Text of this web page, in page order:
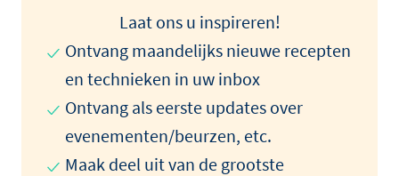
Laat ons u inspireren!
Ontvang maandelijks nieuwe recepten
en technieken in uw inbox
Ontvang als eerste updates over
evenementen/beurzen, etc.
Maak deel uit van de grootste